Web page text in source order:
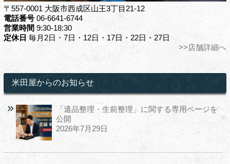
〒557-0001 大阪市西成区山王3丁目21-12
電話番号06-6641-6744
営業時間 9:30-18:30
定休日 毎月2日・7日・12日・17日・22日・27日
>>店舗詳細へ
米田屋からのお知らせ
「遺品整理・生前整理」に関する専用ページを
公開
2026年7月29日